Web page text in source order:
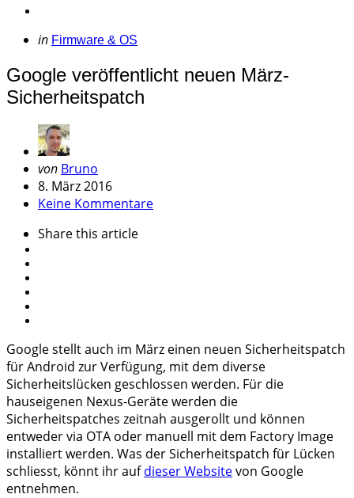
Categories
Posted
in Firmware & OS
Google veröffentlicht neuen März-
Sicherheitspatch
Geschrieben
von
von Bruno
8. März 2016
Keine Kommentare
Sharethis article
Google stellt auch im März einen neuen Sicherheitspatch
für Android zur Verfügung, mit dem diverse
Sicherheitslücken geschlossen werden. Für die
hauseigenen Nexus-Geräte werden die
Sicherheitspatches zeitnah ausgerollt und können
entweder via OTA oder manuell mit dem Factory Image
installiert werden. Was der Sicherheitspatch für Lücken
schliesst, könnt ihr aufdieser Websitevon Google
entnehmen.